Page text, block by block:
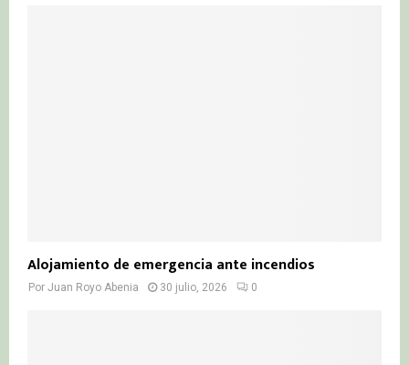
Alojamiento de emergencia ante incendios
Por Juan Royo Abenia 30 julio, 2026 0